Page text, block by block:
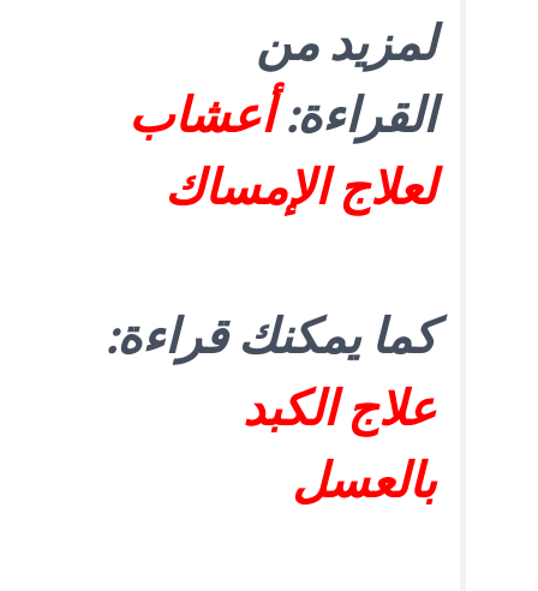
لمزيد من
القراءة:أعشاب
لعلاج الإمساك
كما يمكنك قراءة:
علاج الكبد
بالعسل